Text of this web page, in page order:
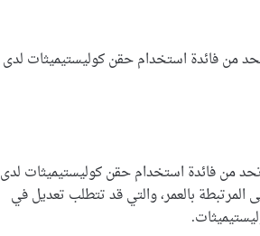
من فائدة استخدامحقن كوليستيميثات لدى
من فائدة استخدام حقن كوليستيميثات لدى
بالعمر، والتي قد تتطلب تعديل في
.